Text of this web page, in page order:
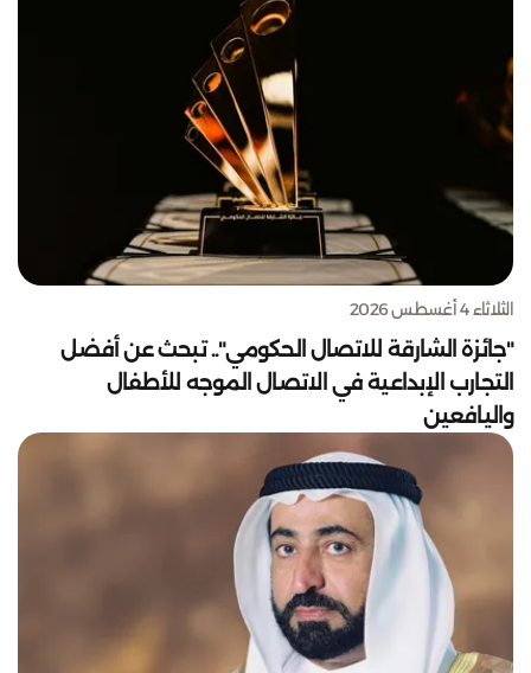
الثلاثاء 4 أغسطس 2026
"جائزة الشارقة للاتصال الحكومي".. تبحث عن أفضل
التجارب الإبداعية في الاتصال الموجه للأطفال
واليافعين